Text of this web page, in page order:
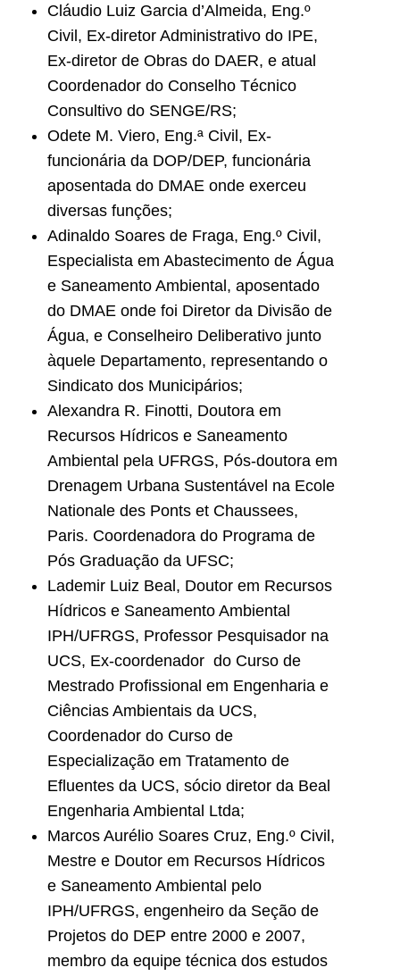
Cláudio Luiz Garcia d’Almeida, Eng.º
Civil, Ex-diretor Administrativo do IPE,
Ex-diretor de Obras do DAER, e atual
Coordenador do Conselho Técnico
Consultivo do SENGE/RS;
Odete M. Viero, Eng.ª Civil, Ex-
funcionária da DOP/DEP, funcionária
aposentada do DMAE onde exerceu
diversas funções;
Adinaldo Soares de Fraga, Eng.º Civil,
Especialista em Abastecimento de Água
e Saneamento Ambiental, aposentado
do DMAE onde foi Diretor da Divisão de
Água, e Conselheiro Deliberativo junto
àquele Departamento, representando o
Sindicato dos Municipários;
Alexandra R. Finotti, Doutora em
Recursos Hídricos e Saneamento
Ambiental pela UFRGS, Pós-doutora em
Drenagem Urbana Sustentável na Ecole
Nationale des Ponts et Chaussees,
Paris. Coordenadora do Programa de
Pós Graduação da UFSC;
Lademir Luiz Beal, Doutor em Recursos
Hídricos e Saneamento Ambiental
IPH/UFRGS, Professor Pesquisador na
UCS, Ex-coordenador do Curso de
Mestrado Profissional em Engenharia e
Ciências Ambientais da UCS,
Coordenador do Curso de
Especialização em Tratamento de
Efluentes da UCS, sócio diretor da Beal
Engenharia Ambiental Ltda;
Marcos Aurélio Soares Cruz, Eng.º Civil,
Mestre e Doutor em Recursos Hídricos
e Saneamento Ambiental pelo
IPH/UFRGS, engenheiro da Seção de
Projetos do DEP entre 2000 e 2007,
membro da equipe técnica dos estudos